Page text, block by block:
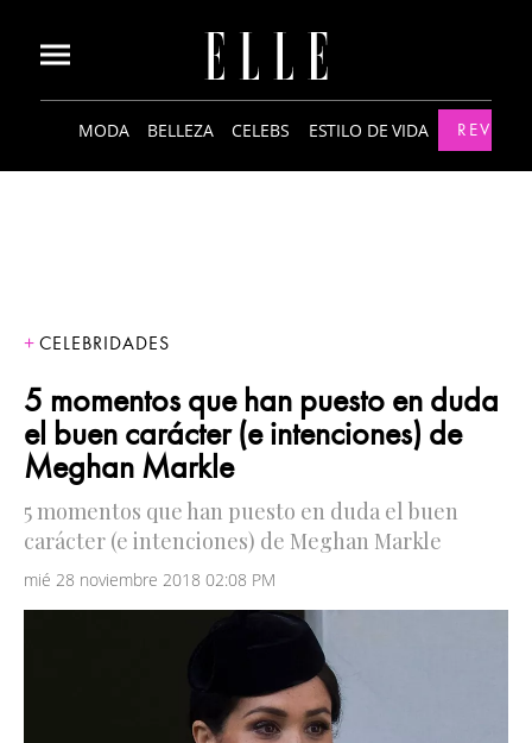
MODA BELLEZA CELEBS ESTILO DE VIDA
CELEBRIDADES
5 momentos que han puesto en duda
el buen carácter (e intenciones) de
Meghan Markle
5 momentos que han puesto en duda el buen
carácter (e intenciones) de Meghan Markle
mié 28 noviembre 2018 02:08 PM